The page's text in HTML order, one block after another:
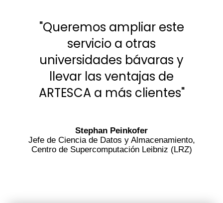
"Queremos ampliar este
servicio a otras
universidades bávaras y
llevar las ventajas de
ARTESCA a más clientes"
Stephan Peinkofer
Jefe de Ciencia de Datos y Almacenamiento,
Centro de Supercomputación Leibniz (LRZ)